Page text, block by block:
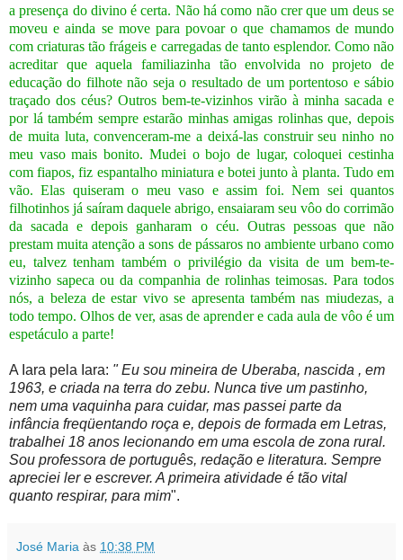
a presença do divino é certa. Não há como não crer que um deus se
moveu e ainda se move para povoar o que chamamos de mundo
com criaturas tão frágeis e carregadas de tanto esplendor. Como não
acreditar que aquela familiazinha tão envolvida no projeto de
educação do filhote não seja o resultado de um portentoso e sábio
traçado dos céus? Outros bem-te-vizinhos virão à minha sacada e
por lá também sempre estarão minhas amigas rolinhas que, depois
de muita luta, convenceram-me a deixá-las construir seu ninho no
meu vaso mais bonito. Mudei o bojo de lugar, coloquei cestinha
com fiapos, fiz espantalho miniatura e botei junto à planta. Tudo em
vão. Elas quiseram o meu vaso e assim foi. Nem sei quantos
filhotinhos já saíram daquele abrigo, ensaiaram seu vôo do corrimão
da sacada e depois ganharam o céu. Outras pessoas que não
prestam muita atenção a sons de pássaros no ambiente urbano como
eu, talvez tenham também o privilégio da visita de um bem-te-
vizinho sapeca ou da companhia de rolinhas teimosas. Para todos
nós, a beleza de estar vivo se apresenta também nas miudezas, a
todo tempo. Olhos de ver, asas de aprender e cada aula de vôo é um
espetáculo a parte!
A Iara pela Iara: " Eu sou mineira de Uberaba, nascida , em
1963, e criada na terra do zebu. Nunca tive um pastinho,
nem uma vaquinha para cuidar, mas passei parte da
infância freqüentando roça e, depois de formada em Letras,
trabalhei 18 anos lecionando em uma escola de zona rural.
Sou professora de português, redação e literatura. Sempre
apreciei ler e escrever. A primeira atividade é tão vital
quanto respirar, para mim".
José Maria às 10:38 PM